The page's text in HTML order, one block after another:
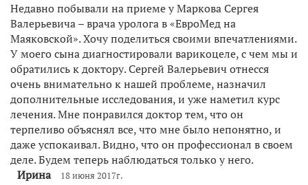
Недавно побывали на приеме у Маркова Сергея
Валерьевича – врача уролога в «ЕвроМед на
Маяковской». Хочу поделиться своими впечатлениями.
У моего сына диагностировали варикоцеле, с чем мы и
обратились к доктору. Сергей Валерьевич отнесся
очень внимательно к нашей проблеме, назначил
дополнительные исследования, и уже наметил курс
лечения. Мне понравился доктор тем, что он
терпеливо объяснял все, что мне было непонятно, и
даже успокаивал. Видно, что он профессионал в своем
деле. Будем теперь наблюдаться только у него.
Ирина
18 июня 2017г.